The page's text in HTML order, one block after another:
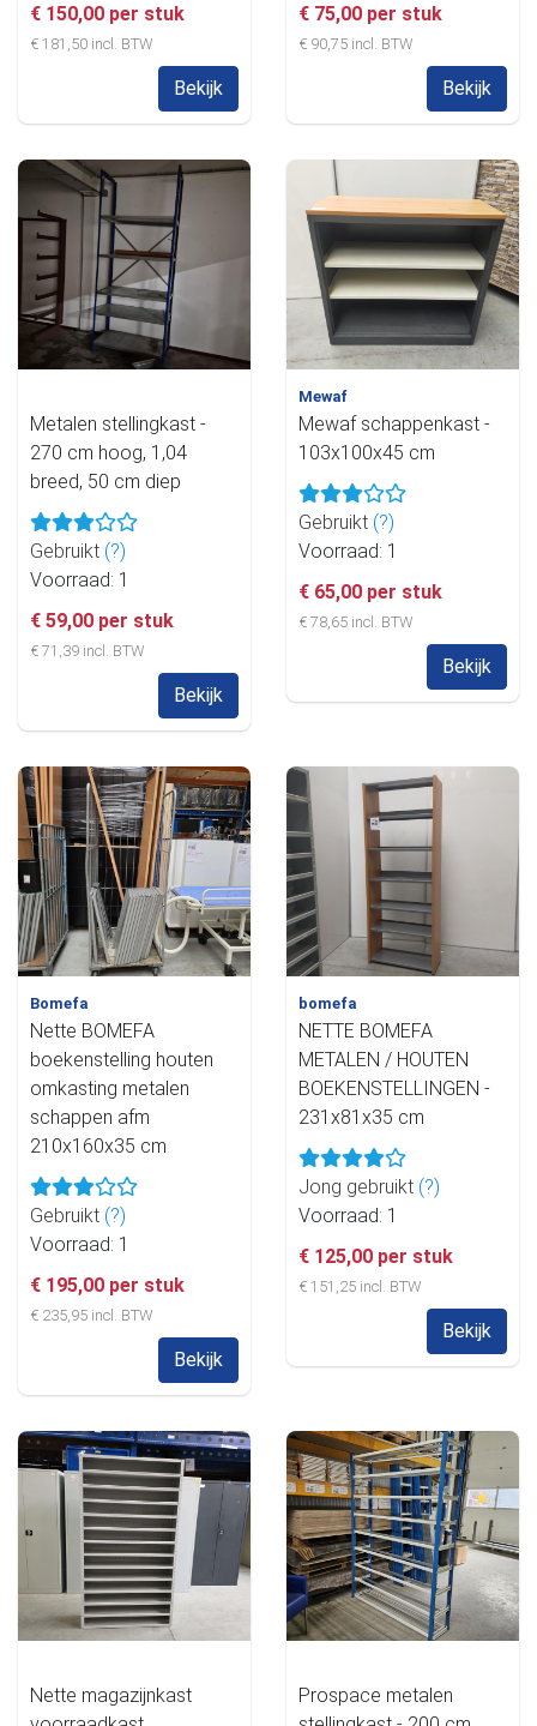
€ 150,00 per stuk
€ 181,50 incl. BTW
Bekijk
€ 75,00 per stuk
€ 90,75 incl. BTW
Bekijk
Metalen stellingkast -
270 cm hoog, 1,04
breed, 50 cm diep
Gebruikt (?)
Voorraad: 1
€ 59,00 per stuk
€ 71,39 incl. BTW
Bekijk
Mewaf
Mewaf schappenkast -
103x100x45 cm
Gebruikt (?)
Voorraad: 1
€ 65,00 per stuk
€ 78,65 incl. BTW
Bekijk
Bomefa
Nette BOMEFA
boekenstelling houten
omkasting metalen
schappen afm
210x160x35 cm
Gebruikt (?)
Voorraad: 1
€ 195,00 per stuk
€ 235,95 incl. BTW
Bekijk
bomefa
NETTE BOMEFA
METALEN / HOUTEN
BOEKENSTELLINGEN -
231x81x35 cm
Jong gebruikt (?)
Voorraad: 1
€ 125,00 per stuk
€ 151,25 incl. BTW
Bekijk
Nette magazijnkast
Prospace metalen